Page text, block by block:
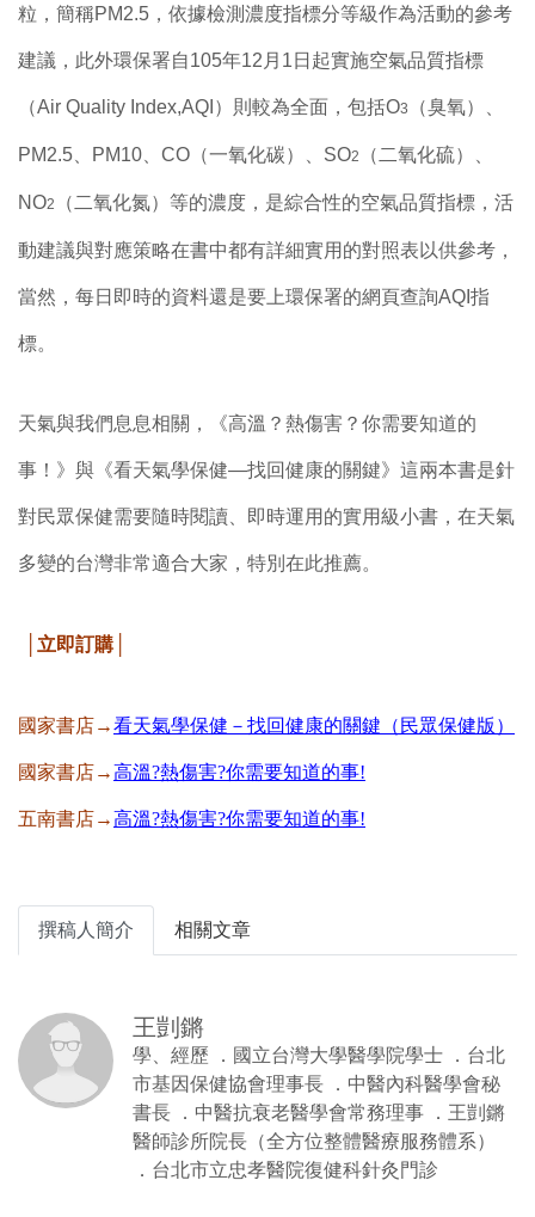
粒，簡稱PM2.5，依據檢測濃度指標分等級作為活動的參考
建議，此外環保署自105年12月1日起實施空氣品質指標
（Air Quality Index,AQI）則較為全面，包括O3 （臭氧）、
PM2.5、PM10、CO（一氧化碳）、SO2 （二氧化硫）、
NO2 （二氧化氮）等的濃度，是綜合性的空氣品質指標，活
動建議與對應策略在書中都有詳細實用的對照表以供參考，
當然，每日即時的資料還是要上環保署的網頁查詢AQI指
標。
天氣與我們息息相關，《高溫？熱傷害？你需要知道的
事！》與《看天氣學保健—找回健康的關鍵》這兩本書是針
對民眾保健需要隨時閱讀、即時運用的實用級小書，在天氣
多變的台灣非常適合大家，特別在此推薦。
│立即訂購│
國家書店→看天氣學保健－找回健康的關鍵（民眾保健版）
國家書店→高溫?熱傷害?你需要知道的事!
五南書店→高溫?熱傷害?你需要知道的事!
撰稿人簡介 相關文章
王剴鏘
學、經歷 ．國立台灣大學醫學院學士 ．台北
市基因保健協會理事長 ．中醫內科醫學會秘
書長 ．中醫抗衰老醫學會常務理事 ．王剴鏘
醫師診所院長（全方位整體醫療服務體系）
．台北市立忠孝醫院復健科針灸門診